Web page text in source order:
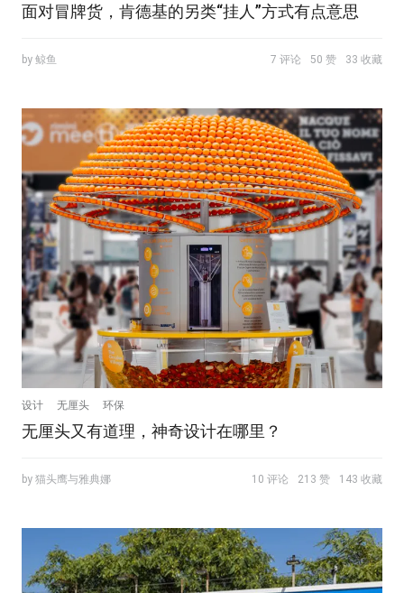
面对冒牌货，肯德基的另类“挂人”方式有点意思
by 鲸鱼 7 评论 50 赞 33 收藏
设计 无厘头 环保
无厘头又有道理，神奇设计在哪里？
by 猫头鹰与雅典娜 10 评论 213 赞 143 收藏